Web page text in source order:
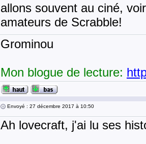
allons souvent au ciné,
amateurs de Scrabble!
Grominou
Mon blogue de lecture:
Envoyé : 27 décembre 2017 à 10:50
Ah lovecraft, j'ai lu ses